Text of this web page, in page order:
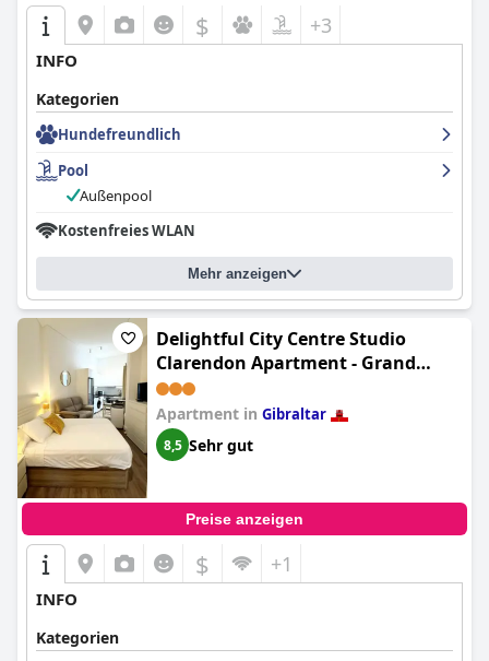
$ +3
INFO
Kategorien
Hundefreundlich
Pool
Außenpool
Kostenfreies WLAN
Mehr anzeigen
Delightful City Centre Studio
Clarendon Apartment - Grand
Central House (Grand Central
House - Deluxe Studio -
GibraltarStay Apartments)
Apartment in Gibraltar
8,5 Sehr gut
Preise anzeigen
$ +1
INFO
Kategorien